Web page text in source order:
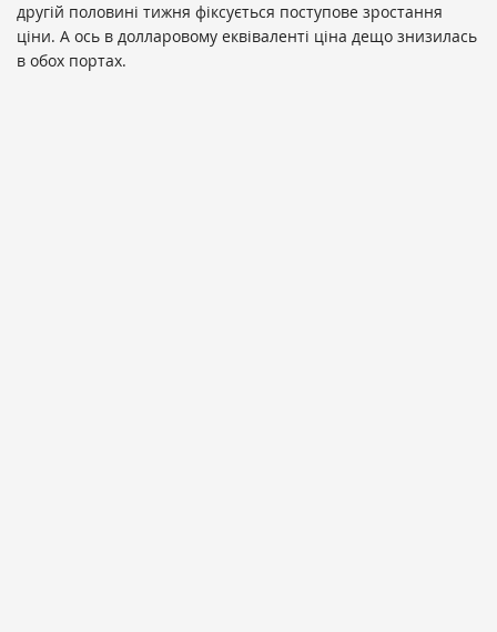
другій половині тижня фіксується поступове зростання
ціни. А ось в долларовому еквіваленті ціна дещо знизилась
в обох портах.